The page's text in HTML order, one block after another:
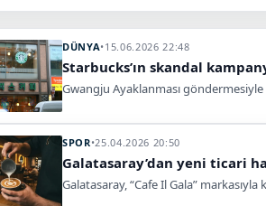
DÜNYA•15.06.2026 22:48
Starbucks’ın skandal
Gwangju Ayaklanması göndermesiyle
SPOR•25.04.2026 20:50
Galatasaray’dan yeni ticari
Galatasaray, “Cafe Il Gala”